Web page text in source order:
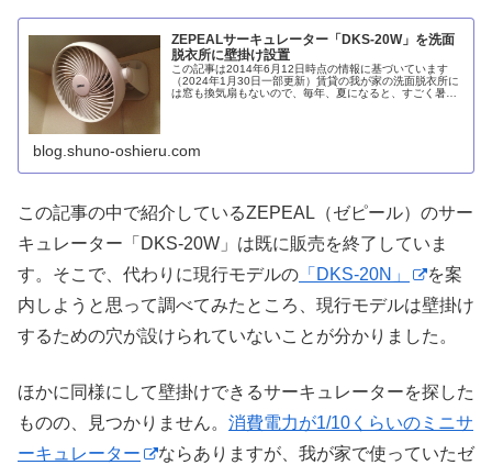
ZEPEALサーキュレーター「DKS-20W」を洗面
脱衣所に壁掛け設置
この記事は2014年6月12日時点の情報に基づいています
（2024年1月30日一部更新）賃貸の我が家の洗面脱衣所に
は窓も換気扇もないので、毎年、夏になると、すごく暑い
blog.shuno-oshieru.com
この記事の中で紹介しているZEPEAL（ゼピール）のサー
キュレーター「DKS-20W」は既に販売を終了していま
す。そこで、代わりに現行モデルの 「DKS-20N」
を案
内しようと思って調べてみたところ、現行モデルは壁掛け
するための穴が設けられていないことが分かりました。
ほかに同様にして壁掛けできるサーキュレーターを探した
ものの、見つかりません。 消費電力が1/10くらいのミニサ
ーキュレーター
ならありますが、我が家で使っていたゼ